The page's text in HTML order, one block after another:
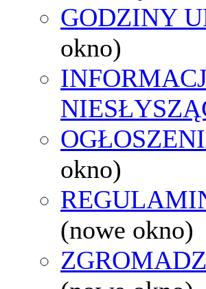
GODZINY
okno)
okno)
(nowe okno)